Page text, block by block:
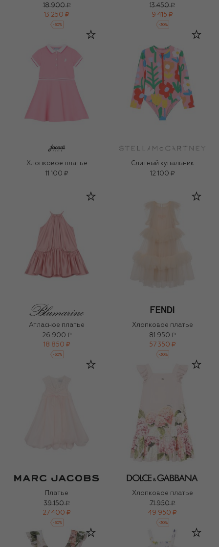
18 900 ₽
13 250 ₽
-30%
13 450 ₽
9 415 ₽
-30%
Хлопковое платье
11 100 ₽
Слитный купальник
12 100 ₽
Атласное платье
26 900 ₽
18 850 ₽
-30%
Хлопковое платье
81 950 ₽
57 350 ₽
-30%
Платье
39 150 ₽
27 400 ₽
-30%
Хлопковое платье
71 950 ₽
49 950 ₽
-30%